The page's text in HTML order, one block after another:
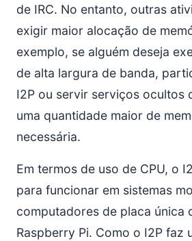
console do router. Isso significa
IP está visível para outros?
É seguro usar um outproxy?
E quanto aos ataques de
Acesso à Internet/Desempenho
Não consigo acessar sites
através do I2P.
Não consigo acessar sites
Por que meu router está usando
Meus pares ativos / pares
participantes / conexões / largura
drasticamente ao longo do tempo!
O que torna downloads, torrents,
de IRC. No entanto, outras
exigir maior alocação de
exemplo, se alguém deseja
de alta largura de banda,
I2P ou servir serviços ocultos
uma quantidade maior de
necessária.
Em termos de uso de CPU, o
para funcionar em sistemas
computadores de placa única
Raspberry Pi. Como o I2P faz